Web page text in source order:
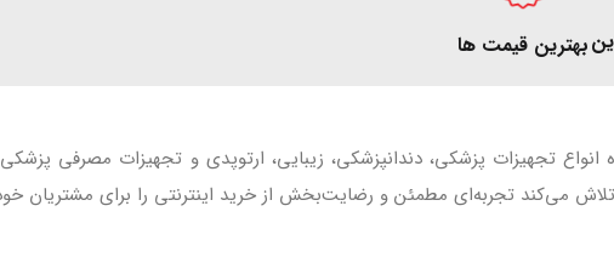
بهترین قیمت ها
تجهیزات پزشکی، دندانپزشکی، زیبایی، ارتوپدی و تجهیزات مصرفی
می‌کند تجربه‌ای مطمئن و رضایت‌بخش از خرید اینترنتی را برای مشتریان